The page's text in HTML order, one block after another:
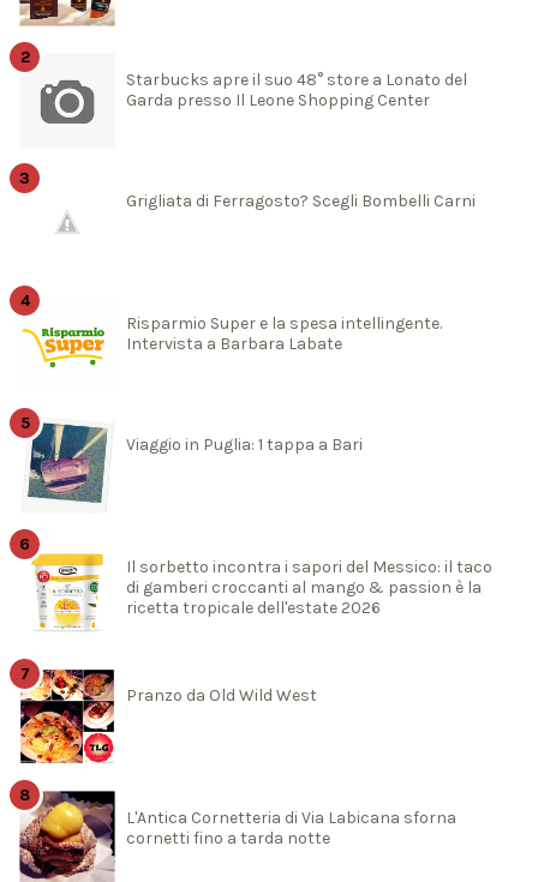
Starbucks apre il suo 48° store a Lonato del
Garda presso Il Leone Shopping Center
Grigliata di Ferragosto? Scegli Bombelli Carni
Risparmio Super e la spesa intellingente.
Intervista a Barbara Labate
Viaggio in Puglia: 1 tappa a Bari
Il sorbetto incontra i sapori del Messico: il taco
di gamberi croccanti al mango & passion è la
ricetta tropicale dell'estate 2026
Pranzo da Old Wild West
L'Antica Cornetteria di Via Labicana sforna
cornetti fino a tarda notte